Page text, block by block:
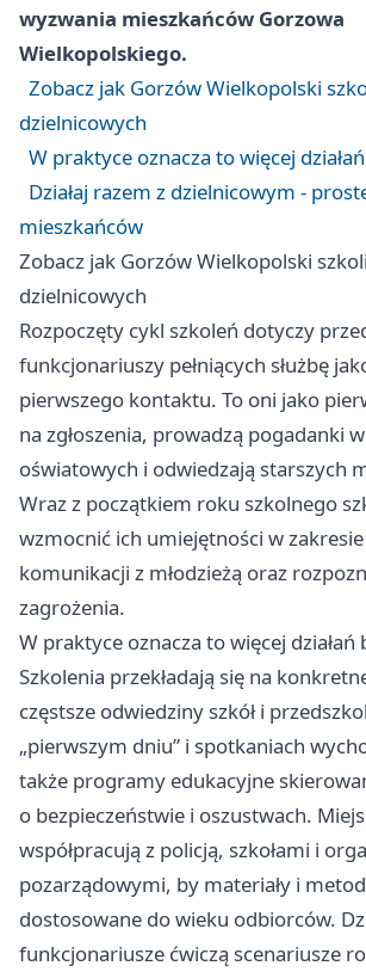
wyzwania mieszkańców Gorzowa
Wielkopolskiego.
Zobacz jak Gorzów Wielkopolski
dzielnicowych
W praktyce oznacza to więcej
Działaj razem z dzielnicowym -
mieszkańców
Zobacz jak Gorzów Wielkopolski
dzielnicowych
Rozpoczęty cykl szkoleń dotyczy
funkcjonariuszy pełniących służbę
pierwszego kontaktu. To oni jako
na zgłoszenia, prowadzą pogadanki
oświatowych i odwiedzają starszych
Wraz z początkiem roku szkolnego
wzmocnić ich umiejętności w
komunikacji z młodzieżą oraz
zagrożenia.
W praktyce oznacza to więcej działań
Szkolenia przekładają się na
częstsze odwiedziny szkół i
„pierwszym dniu” i spotkaniach
także programy edukacyjne
o bezpieczeństwie i oszustwach.
współpracują z policją, szkołami i
pozarządowymi, by materiały i
dostosowane do wieku odbiorców.
funkcjonariusze ćwiczą scenariusze